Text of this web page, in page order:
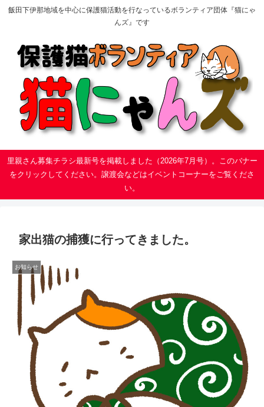
飯田下伊那地域を中心に保護猫活動を行なっているボランティア団体『猫にゃ
んズ』です
里親さん募集チラシ最新号を掲載しました（2026年7月号）。このバナー
をクリックしてください。譲渡会などはイベントコーナーをご覧くださ
い。
家出猫の捕獲に行ってきました。
お知らせ